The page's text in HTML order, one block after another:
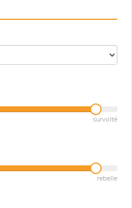
survolté
rebelle